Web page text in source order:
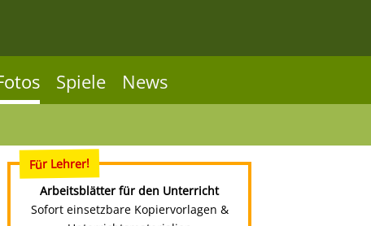
Spiele News
Für Lehrer!
Arbeitsblätter für den Unterricht
Sofort einsetzbare Kopiervorlagen &